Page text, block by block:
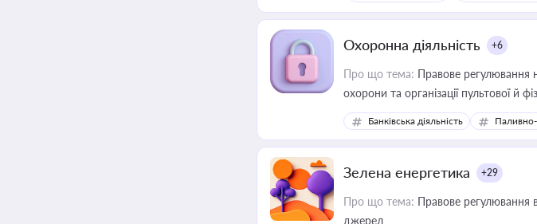
Охоронна діяльність +6
Про що тема: Правове регулювання
охорони та організації пультової й
Банківська діяльність
Зелена енергетика +29
Про що тема: Правове регулювання
джерел